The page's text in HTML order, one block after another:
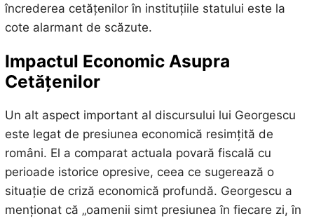
încrederea cetățenilor în instituțiile statului este la
cote alarmant de scăzute.
Impactul Economic Asupra
Cetățenilor
Un alt aspect important al discursului lui Georgescu
este legat de presiunea economică resimțită de
români. El a comparat actuala povară fiscală cu
perioade istorice opresive, ceea ce sugerează o
situație de criză economică profundă. Georgescu a
menționat că „oamenii simt presiunea în fiecare zi, în